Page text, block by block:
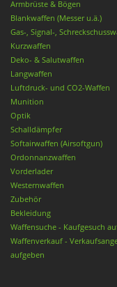
Armbrüste & Bögen
Blankwaffen (Messer u.ä.)
Gas-, Signal-,
Kurzwaffen
Deko- & Salutwaffen
Langwaffen
Luftdruck- und CO2-Waffen
Munition
Optik
Schalldämpfer
Softairwaffen (Airsoftgun)
Ordonnanzwaffen
Vorderlader
Westernwaffen
Zubehör
Bekleidung
Waffensuche - Kaufgesuch
Waffenverkauf -
aufgeben